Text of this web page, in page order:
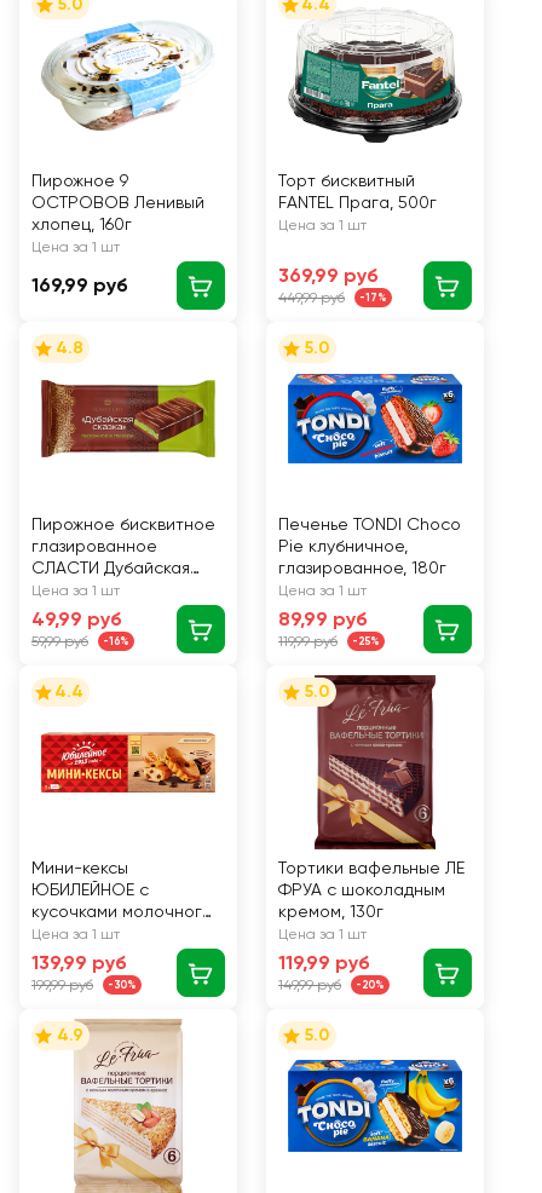
5.0
Пирожное 9
ОСТРОВОВ Ленивый
хлопец, 160г
Цена за 1 шт
169,99 руб
4.4
Торт бисквитный
FANTEL Прага, 500г
Цена за 1 шт
369,99 руб
449,99 руб -17%
4.8
Пирожное бисквитное
глазированное
СЛАСТИ Дубайская
сказка, 38г
Цена за 1 шт
49,99 руб
59,99 руб -16%
5.0
Печенье TONDI Choco
Pie клубничное,
глазированное, 180г
Цена за 1 шт
89,99 руб
119,99 руб -25%
4.4
Мини-кексы
ЮБИЛЕЙНОЕ с
кусочками молочного
шоколада, 140г
Цена за 1 шт
139,99 руб
199,99 руб -30%
5.0
Тортики вафельные ЛЕ
ФРУА с шоколадным
кремом, 130г
Цена за 1 шт
119,99 руб
149,99 руб -20%
4.9 5.0